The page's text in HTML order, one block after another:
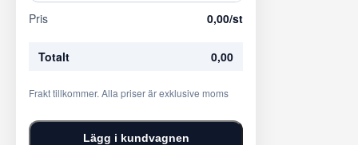
Pris 0,00/st
Totalt 0,00
Frakt tillkommer. Alla priser är exklusive moms
Lägg i kundvagnen